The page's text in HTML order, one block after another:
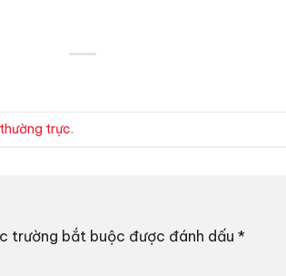
trực.
trường bắt buộc được đánh dấu *